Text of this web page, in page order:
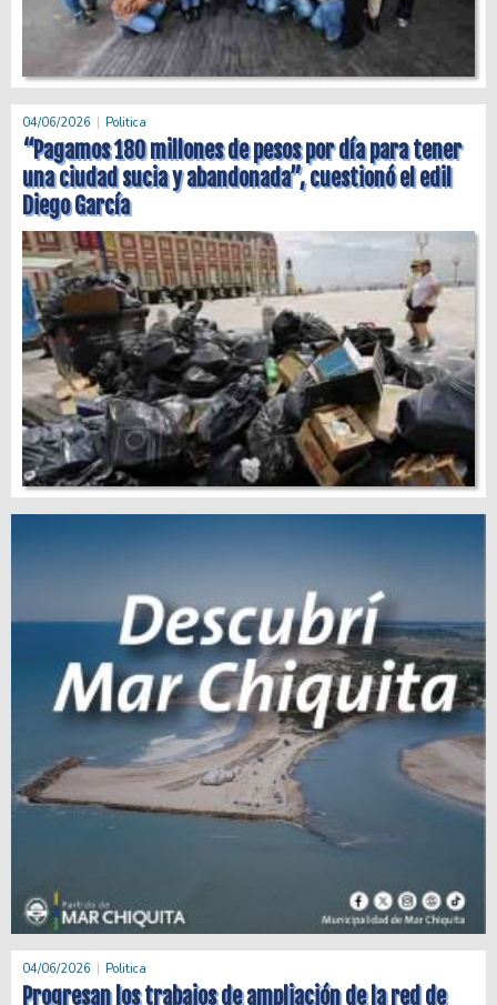
04/06/2026 Politica
“Pagamos 180 millones de pesos por día para tener
una ciudad sucia y abandonada”, cuestionó el edil
Diego García
04/06/2026 Politica
Progresan los trabajos de ampliación de la red de